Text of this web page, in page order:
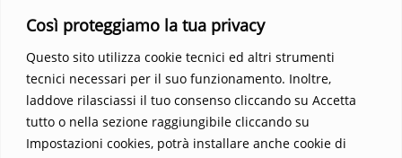
Così proteggiamo la tua privacy
Questo sito utilizza cookie tecnici ed altri strumenti
tecnici necessari per il suo funzionamento. Inoltre,
laddove rilasciassi il tuo consenso cliccando su Accetta
tutto o nella sezione raggiungibile cliccando su
Impostazioni cookies, potrà installare anche cookie di
Parola trasformi la tua vita.